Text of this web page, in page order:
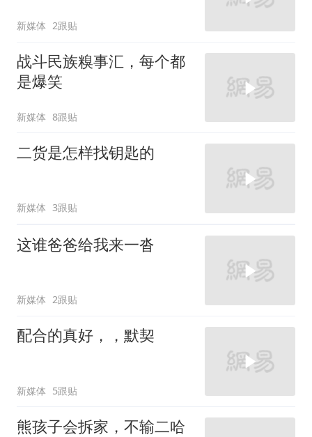
新媒体 2跟贴
战斗民族糗事汇，每个都
是爆笑
新媒体 8跟贴
二货是怎样找钥匙的
新媒体 3跟贴
这谁爸爸给我来一沓
新媒体 2跟贴
配合的真好，，默契
新媒体 5跟贴
熊孩子会拆家，不输二哈